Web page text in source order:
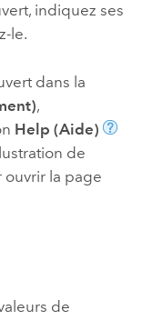
indiquez ses
le.
dans la
,
Help (Aide)
de
ouvrir la page
de